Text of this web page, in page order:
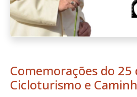
Comemorações do 25
Cicloturismo e